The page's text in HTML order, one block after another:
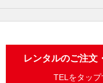
レンタルのご注文
TELをタップ